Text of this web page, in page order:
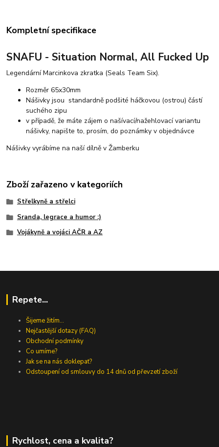
Kompletní specifikace
SNAFU - Situation Normal, All Fucked Up
Legendární Marcinkova zkratka (Seals Team Six).
Rozměr 65x30mm
Nášivky jsou standardně podšité háčkovou (ostrou) částí
suchého zipu
v případě, že máte zájem o našívací/nažehlovací variantu
nášivky, napište to, prosím, do poznámky v objednávce
Nášivky vyrábíme na naší dílně v Žamberku
Zboží zařazeno v kategoriích
Střelkyně a střelci
Sranda, legrace a humor :)
Vojákyně a vojáci AČR a AZ
Repete...
Šijeme žitím...
Nejčastější dotazy (FAQ)
Obchodní podmínky
Co umíme?
Jak se na nás doklepat?
Odstoupení od smlouvy do 14 dnů od převzetí zboží
Rychlost, cena a kvalita?